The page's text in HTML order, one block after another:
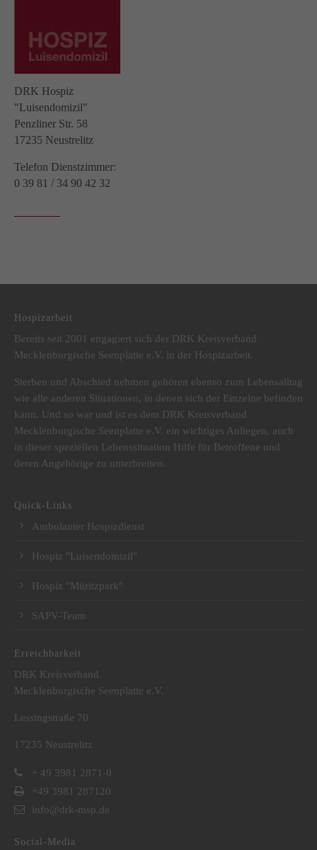
DRK Hospiz
"Luisendomizil"
Penzliner Str. 58
17235 Neustrelitz
Telefon Dienstzimmer:
0 39 81 / 34 90 42 32
Hospizarbeit
Bereits seit 2001 engagiert sich der DRK Kreisverband
Mecklenburgische Seenplatte e.V. in der Hospizarbeit.
Sterben und Abschied nehmen gehören ebenso zum Lebensalltag
wie alle anderen Situationen, in denen sich der Einzelne befinden
kann. Und so war und ist es dem DRK Kreisverband
Mecklenburgische Seenplatte e.V. ein wichtiges Anliegen, auch
in dieser speziellen Lebenssituation Hilfe für Betroffene und
deren Angehörige zu unterbreiten.
Quick-Links
Ambulanter Hospizdienst
Hospiz "Luisendomizil"
Hospiz "Müritzpark"
SAPV-Team
Erreichbarkeit
DRK Kreisverband
Mecklenburgische Seenplatte e.V.
Lessingstraße 70
17235 Neustrelitz
+ 49 3981 2871-0
+49 3981 287120
info@drk-msp.de
Social-Media